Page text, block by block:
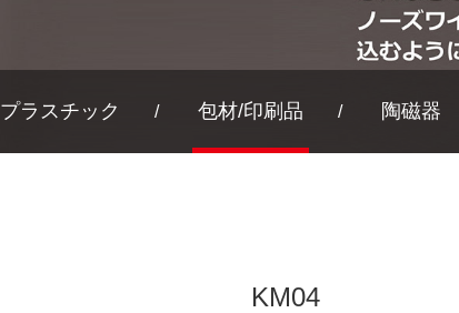
プラスチック 包材/印刷品 陶磁器
KM04